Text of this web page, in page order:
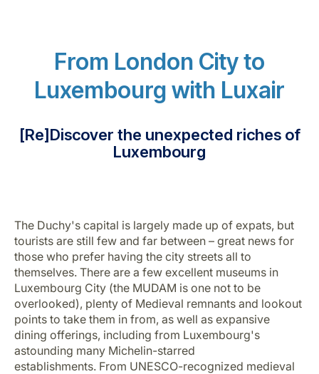
Karriere bei LuxairGroup
From London City to
Luxembourg with Luxair
[Re]Discover the unexpected riches of
Luxembourg
The Duchy's capital is largely made up of expats, but
tourists are still few and far between – great news for
those who prefer having the city streets all to
themselves. There are a few excellent museums in
Luxembourg City (the MUDAM is one not to be
overlooked), plenty of Medieval remnants and lookout
points to take them in from, as well as expansive
dining offerings, including from Luxembourg's
astounding many Michelin-starred
establishments. From UNESCO-recognized medieval